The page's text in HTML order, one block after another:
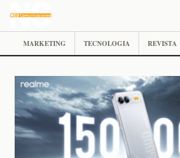
MARKETING TECNOLOGIA REVISTA